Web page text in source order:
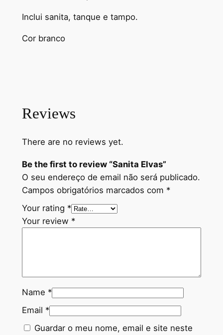
a
t
Inclui sanita, tanque e tampo.
Cor branco
Reviews
There are no reviews yet.
Be the first to review “Sanita Elvas”
O seu endereço de email não será publicado.
Campos obrigatórios marcados com *
Your rating *
Your review *
Name *
Email *
Guardar o meu nome, email e site neste